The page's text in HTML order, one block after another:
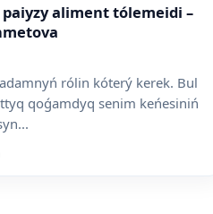
aliment tólemeidi –
rólin kóterý kerek. Bul
qoǵamdyq senim keńesiniń